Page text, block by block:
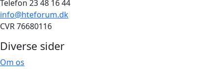
Telefon 23 48 16 44
info@hteforum.dk
CVR 76680116
Diverse sider
Om os